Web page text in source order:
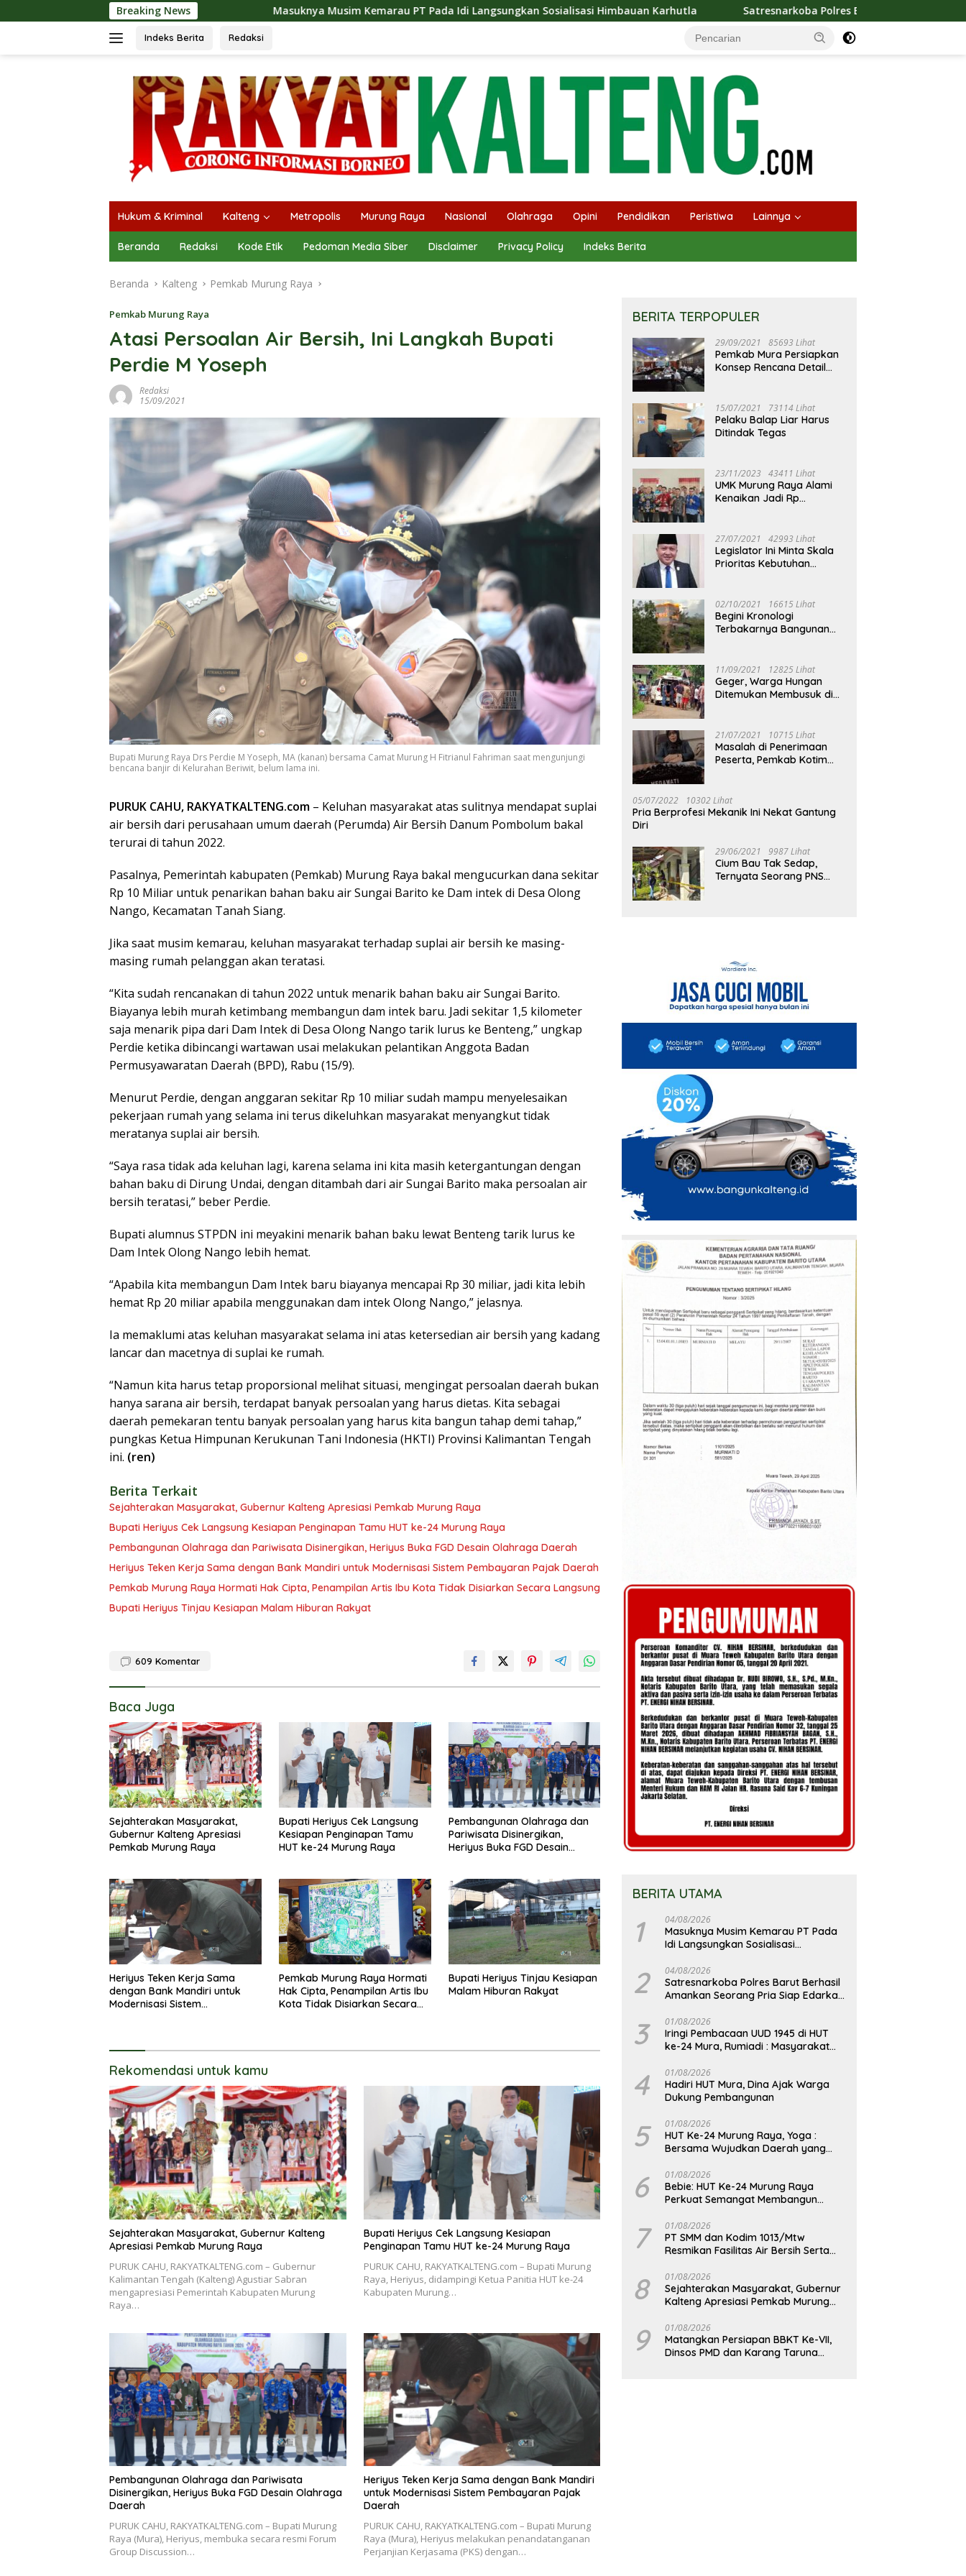
ke
Breaking News
Masuknya Musim Kemarau PT Pada Idi Langsungkan Sosialisasi Himbauan Karhutla Satresnarkoba Polres Barut Berhasil Amankan Seorang Pria Siap
Indeks Berita Redaksi
Hukum & Kriminal Kalteng Metropolis Murung Raya Nasional Olahraga Opini Pendidikan Peristiwa Lainnya
Beranda Redaksi Kode Etik Pedoman Media Siber Disclaimer Privacy Policy Indeks Berita
Beranda Kalteng Pemkab Murung Raya
Pemkab Murung Raya
Atasi Persoalan Air Bersih, Ini Langkah Bupati
Perdie M Yoseph
Redaksi
15/09/2021
Bupati Murung Raya Drs Perdie M Yoseph, MA (kanan) bersama Camat Murung H Fitrianul Fahriman saat mengunjungi
bencana banjir di Kelurahan Beriwit, belum lama ini.
PURUK CAHU, RAKYATKALTENG.com – Keluhan masyarakat atas sulitnya mendapat suplai
air bersih dari perusahaan umum daerah (Perumda) Air Bersih Danum Pombolum bakal
terurai di tahun 2022.
Pasalnya, Pemerintah kabupaten (Pemkab) Murung Raya bakal mengucurkan dana sekitar
Rp 10 Miliar untuk penarikan bahan baku air Sungai Barito ke Dam intek di Desa Olong
Nango, Kecamatan Tanah Siang.
Jika saat musim kemarau, keluhan masyarakat terhadap suplai air bersih ke masing-
masing rumah pelanggan akan teratasi.
“Kita sudah rencanakan di tahun 2022 untuk menarik bahan baku air Sungai Barito.
Biayanya lebih murah ketimbang membangun dam intek baru. Jadi sekitar 1,5 kilometer
saja menarik pipa dari Dam Intek di Desa Olong Nango tarik lurus ke Benteng,” ungkap
Perdie ketika dibincangi wartawan usai melakukan pelantikan Anggota Badan
Permusyawaratan Daerah (BPD), Rabu (15/9).
Menurut Perdie, dengan anggaran sekitar Rp 10 miliar sudah mampu menyelesaikan
pekerjaan rumah yang selama ini terus dikeluhkan masyarakat menyangkut tidak
meratanya suplai air bersih.
“Saya rasa tidak ada keluhan lagi, karena selama ini kita masih ketergantungan dengan
bahan baku di Dirung Undai, dengan ditambah dari air Sungai Barito maka persoalan air
bersih teratasi,” beber Perdie.
Bupati alumnus STPDN ini meyakini menarik bahan baku lewat Benteng tarik lurus ke
Dam Intek Olong Nango lebih hemat.
“Apabila kita membangun Dam Intek baru biayanya mencapai Rp 30 miliar, jadi kita lebih
hemat Rp 20 miliar apabila menggunakan dam intek Olong Nango,” jelasnya.
Ia memaklumi atas keluhan masyarakat selama ini atas ketersedian air bersih yang kadang
lancar dan macetnya di suplai ke rumah.
“Namun kita harus tetap proporsional melihat situasi, mengingat persoalan daerah bukan
hanya sarana air bersih, terdapat banyak persoalan yang harus dietas. Kita sebagai
daerah pemekaran tentu banyak persoalan yang harus kita bangun tahap demi tahap,”
pungkas Ketua Himpunan Kerukunan Tani Indonesia (HKTI) Provinsi Kalimantan Tengah
ini. (ren)
Berita Terkait
Sejahterakan Masyarakat, Gubernur Kalteng Apresiasi Pemkab Murung Raya
Bupati Heriyus Cek Langsung Kesiapan Penginapan Tamu HUT ke-24 Murung Raya
Pembangunan Olahraga dan Pariwisata Disinergikan, Heriyus Buka FGD Desain Olahraga Daerah
Heriyus Teken Kerja Sama dengan Bank Mandiri untuk Modernisasi Sistem Pembayaran Pajak Daerah
Pemkab Murung Raya Hormati Hak Cipta, Penampilan Artis Ibu Kota Tidak Disiarkan Secara Langsung
Bupati Heriyus Tinjau Kesiapan Malam Hiburan Rakyat
609 Komentar
Baca Juga
Sejahterakan Masyarakat,
Gubernur Kalteng Apresiasi
Pemkab Murung Raya
Bupati Heriyus Cek Langsung
Kesiapan Penginapan Tamu
HUT ke-24 Murung Raya
Pembangunan Olahraga dan
Pariwisata Disinergikan,
Heriyus Buka FGD Desain
Heriyus Teken Kerja Sama
dengan Bank Mandiri untuk
Modernisasi Sistem
Pemkab Murung Raya Hormati
Hak Cipta, Penampilan Artis Ibu
Kota Tidak Disiarkan Secara
Bupati Heriyus Tinjau Kesiapan
Malam Hiburan Rakyat
Rekomendasi untuk kamu
Sejahterakan Masyarakat, Gubernur Kalteng
Apresiasi Pemkab Murung Raya
PURUK CAHU, RAKYATKALTENG.com – Gubernur
Kalimantan Tengah (Kalteng) Agustiar Sabran
mengapresiasi Pemerintah Kabupaten Murung
Raya…
Bupati Heriyus Cek Langsung Kesiapan
Penginapan Tamu HUT ke-24 Murung Raya
PURUK CAHU, RAKYATKALTENG.com – Bupati Murung
Raya, Heriyus, didampingi Ketua Panitia HUT ke-24
Kabupaten Murung…
Pembangunan Olahraga dan Pariwisata
Disinergikan, Heriyus Buka FGD Desain Olahraga
Daerah
PURUK CAHU, RAKYATKALTENG.com – Bupati Murung
Raya (Mura), Heriyus, membuka secara resmi Forum
Group Discussion…
Heriyus Teken Kerja Sama dengan Bank Mandiri
untuk Modernisasi Sistem Pembayaran Pajak
Daerah
PURUK CAHU, RAKYATKALTENG.com – Bupati Murung
Raya (Mura), Heriyus melakukan penandatanganan
Perjanjian Kerjasama (PKS) dengan…
BERITA TERPOPULER
29/09/2021 85693 Lihat
Pemkab Mura Persiapkan
Konsep Rencana Detail
15/07/2021 73114 Lihat
Pelaku Balap Liar Harus
Ditindak Tegas
23/11/2023 43411 Lihat
UMK Murung Raya Alami
Kenaikan Jadi Rp
27/07/2021 42993 Lihat
Legislator Ini Minta Skala
Prioritas Kebutuhan
02/10/2021 16615 Lihat
Begini Kronologi
Terbakarnya Bangunan
11/09/2021 12825 Lihat
Geger, Warga Hungan
Ditemukan Membusuk di
21/07/2021 10715 Lihat
Masalah di Penerimaan
Peserta, Pemkab Kotim
05/07/2022 10302 Lihat
Pria Berprofesi Mekanik Ini Nekat Gantung
Diri
29/06/2021 9987 Lihat
Cium Bau Tak Sedap,
Ternyata Seorang PNS
BERITA UTAMA
1 04/08/2026
Masuknya Musim Kemarau PT Pada
Idi Langsungkan Sosialisasi
2 04/08/2026
Satresnarkoba Polres Barut Berhasil
Amankan Seorang Pria Siap Edarkan
Gram
3 01/08/2026
Iringi Pembacaan UUD 1945 di HUT
ke-24 Mura, Rumiadi : Masyarakat
yang Lebih Besar
4 01/08/2026
Hadiri HUT Mura, Dina Ajak Warga
Dukung Pembangunan
5 01/08/2026
HUT Ke-24 Murung Raya, Yoga :
Bersama Wujudkan Daerah yang
6 01/08/2026
Bebie: HUT Ke-24 Murung Raya
Perkuat Semangat Membangun
7 01/08/2026
PT SMM dan Kodim 1013/Mtw
Resmikan Fasilitas Air Bersih Serta
Masyarakat
8 01/08/2026
Sejahterakan Masyarakat, Gubernur
Kalteng Apresiasi Pemkab Murung
9 01/08/2026
Matangkan Persiapan BBKT Ke-VII,
Dinsos PMD dan Karang Taruna